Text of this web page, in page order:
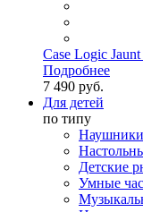
Case Logic
Подробнее
7 490 руб.
Для детей
по типу
Наушники
Детские
Умные